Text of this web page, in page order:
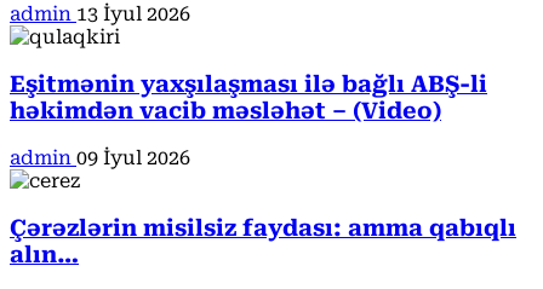
admin 13 İyul 2026
Eşitmənin yaxşılaşması ilə bağlı ABŞ-li
həkimdən vacib məsləhət – (Video)
admin 09 İyul 2026
Çərəzlərin misilsiz faydası: amma qabıqlı
alın…